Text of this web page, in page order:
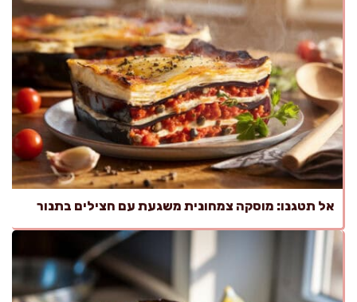
אל תטגנו: מוסקה צמחונית משגעת עם חצילים בתנור